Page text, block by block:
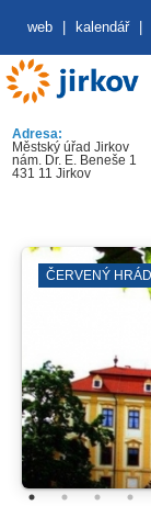
web kalendář
Adresa:
Městský úřad Jirkov
nám. Dr. E. Beneše 1
431 11 Jirkov
ČERVENÝ HRÁDEK